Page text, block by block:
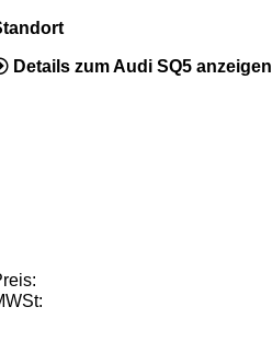
Details zum Audi SQ5 anzeigen